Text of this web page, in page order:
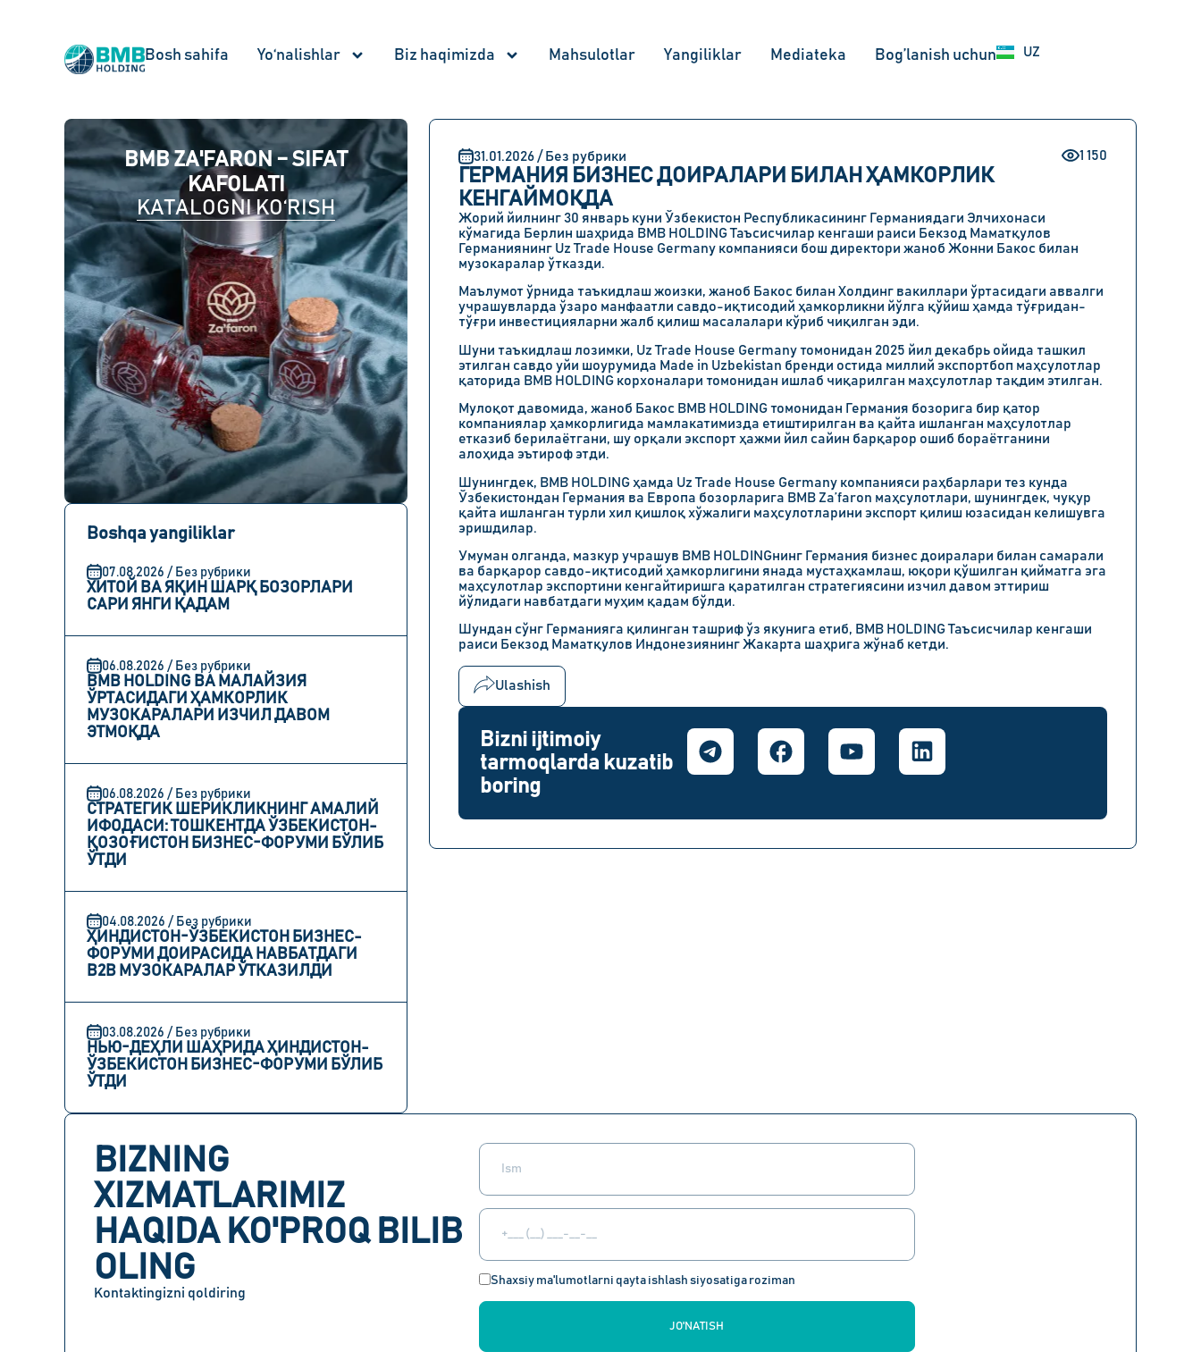
Bosh sahifa Yo‘nalishlar Biz haqimizda Mahsulotlar Yangiliklar Mediateka Bog’lanish uchun UZ
RU
BMB ZA'FARON – SIFAT
KAFOLATI
KATALOGNI KO‘RISH
Boshqa yangiliklar
07.08.2026 / Без рубрики
ХИТОЙ ВА ЯҚИН ШАРҚ БОЗОРЛАРИ
САРИ ЯНГИ ҚАДАМ
06.08.2026 / Без рубрики
BMB HOLDING ВА МАЛАЙЗИЯ
ЎРТАСИДАГИ ҲАМКОРЛИК
МУЗОКАРАЛАРИ ИЗЧИЛ ДАВОМ
ЭТМОҚДА
06.08.2026 / Без рубрики
СТРАТЕГИК ШЕРИКЛИКНИНГ АМАЛИЙ
ИФОДАСИ: ТОШКЕНТДА ЎЗБЕКИСТОН-
ҚОЗОҒИСТОН БИЗНЕС-ФОРУМИ БЎЛИБ
ЎТДИ
04.08.2026 / Без рубрики
ҲИНДИСТОН-ЎЗБЕКИСТОН БИЗНЕС-
ФОРУМИ ДОИРАСИДА НАВБАТДАГИ
B2B МУЗОКАРАЛАР ЎТКАЗИЛДИ
03.08.2026 / Без рубрики
НЬЮ-ДЕҲЛИ ШАҲРИДА ҲИНДИСТОН-
ЎЗБЕКИСТОН БИЗНЕС-ФОРУМИ БЎЛИБ
ЎТДИ
31.01.2026 / Без рубрики 1 150
ГЕРМАНИЯ БИЗНЕС ДОИРАЛАРИ БИЛАН ҲАМКОРЛИК
КЕНГАЙМОҚДА
Жорий йилнинг 30 январь куни Ўзбекистон Республикасининг Германиядаги Элчихонаси
кўмагида Берлин шаҳрида BMB HOLDING Таъсисчилар кенгаши раиси Бекзод Маматқулов
Германиянинг Uz Trade House Germany компанияси бош директори жаноб Жонни Бакос билан
музокаралар ўтказди.
Маълумот ўрнида таъкидлаш жоизки, жаноб Бакос билан Холдинг вакиллари ўртасидаги аввалги
учрашувларда ўзаро манфаатли савдо-иқтисодий ҳамкорликни йўлга қўйиш ҳамда тўғридан-
тўғри инвестицияларни жалб қилиш масалалари кўриб чиқилган эди.
Шуни таъкидлаш лозимки, Uz Trade House Germany томонидан 2025 йил декабрь ойида ташкил
этилган савдо уйи шоурумида Made in Uzbekistan бренди остида миллий экспортбоп маҳсулотлар
қаторида BMB HOLDING корхоналари томонидан ишлаб чиқарилган маҳсулотлар тақдим этилган.
Мулоқот давомида, жаноб Бакос BMB HOLDING томонидан Германия бозорига бир қатор
компаниялар ҳамкорлигида мамлакатимизда етиштирилган ва қайта ишланган маҳсулотлар
етказиб берилаётгани, шу орқали экспорт ҳажми йил сайин барқарор ошиб бораётганини
алоҳида эътироф этди.
Шунингдек, BMB HOLDING ҳамда Uz Trade House Germany компанияси раҳбарлари тез кунда
Ўзбекистондан Германия ва Европа бозорларига BMB Za’faron маҳсулотлари, шунингдек, чуқур
қайта ишланган турли хил қишлоқ хўжалиги маҳсулотларини экспорт қилиш юзасидан келишувга
эришдилар.
Умуман олганда, мазкур учрашув BMB HOLDINGнинг Германия бизнес доиралари билан самарали
ва барқарор савдо-иқтисодий ҳамкорлигини янада мустаҳкамлаш, юқори қўшилган қийматга эга
маҳсулотлар экспортини кенгайтиришга қаратилган стратегиясини изчил давом эттириш
йўлидаги навбатдаги муҳим қадам бўлди.
Шундан сўнг Германияга қилинган ташриф ўз якунига етиб, BMB HOLDING Таъсисчилар кенгаши
раиси Бекзод Маматқулов Индонезиянинг Жакарта шаҳрига жўнаб кетди.
Ulashish
Bizni ijtimoiy
tarmoqlarda kuzatib
boring
BIZNING
XIZMATLARIMIZ
HAQIDA KO'PROQ BILIB
OLING
Kontaktingizni qoldiring
Shaxsiy ma'lumotlarni qayta ishlash siyosatiga roziman
JO'NATISH